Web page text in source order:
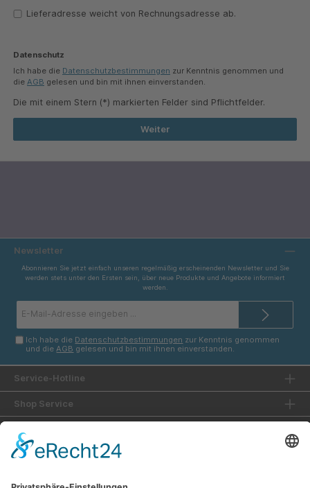
Lieferadresse weicht von Rechnungsadresse ab.
Datenschutz
Ich habe die Datenschutzbestimmungen zur Kenntnis genommen und
die AGB gelesen und bin mit ihnen einverstanden.
Die mit einem Stern (*) markierten Felder sind Pflichtfelder.
Weiter
Newsletter
Abonnieren Sie jetzt einfach unseren regelmäßig erscheinenden Newsletter und Sie
werden stets unter den Ersten sein, über neue Produkte und Angebote informiert
werden.
Mail-
Ich habe die Datenschutzbestimmungen zur Kenntnis genommen
und die AGB gelesen und bin mit ihnen einverstanden.
Service-Hotline
Shop Service
Unsere Vorteile